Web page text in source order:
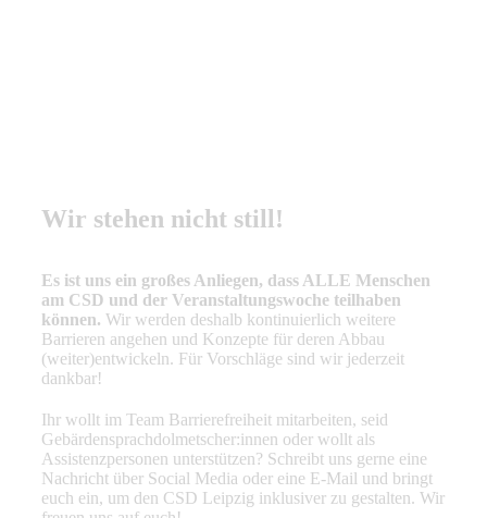
Wir stehen nicht still!
Es ist uns ein großes Anliegen, dass ALLE Menschen
am CSD und der Veranstaltungswoche teilhaben
können. Wir werden deshalb kontinuierlich weitere
Barrieren angehen und Konzepte für deren Abbau
(weiter)entwickeln. Für Vorschläge sind wir jederzeit
dankbar!
Ihr wollt im Team Barrierefreiheit mitarbeiten, seid
Gebärdensprachdolmetscher:innen oder wollt als
Assistenzpersonen unterstützen? Schreibt uns gerne eine
Nachricht über Social Media oder eine E-Mail und bringt
euch ein, um den CSD Leipzig inklusiver zu gestalten. Wir